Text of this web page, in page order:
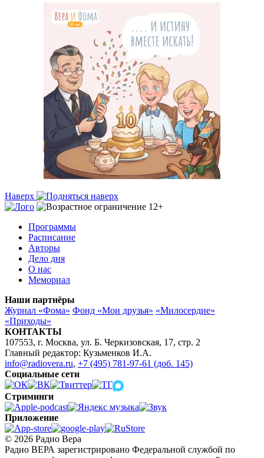
Наверх
Программы
Расписание
Авторы
Дело дня
О нас
Мемориал
Наши партнёры
Журнал «Фома» Фонд «Мои друзья» «Милосердие»
«Приходы»
КОНТАКТЫ
107553, г. Москва, ул. Б. Черкизовская, 17, стр. 2
Главный редактор: Кузьменков И.А.
info@radiovera.ru, +7 (495) 781-97-61 (доб. 145)
Социальные сети
Стриминги
Приложение
© 2026 Радио Вера
Радио ВЕРА зарегистрировано Федеральной службой по